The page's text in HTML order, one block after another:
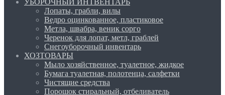
УБОРОЧНЫЙ ИНТВЕНТАРЬ
Лопаты, грабли, вилы
Ведро оцинкованное, пластиковое
Метла, швабра, веник сорго
Черенок для лопат, метл, граблей
Снегоуборочный инвентарь
ХОЗТОВАРЫ
Мыло хозяйственное, туалетное, жидкое
Бумага туалетная, полотенца, салфетки
Чистящие средства
Порошок стиральный, отбеливатель